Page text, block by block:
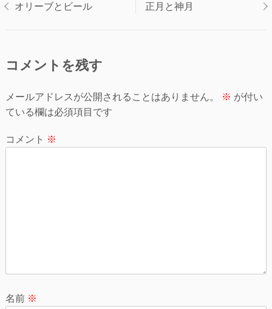
ビ
ゲ
ー
シ
オリーブとビール 正月と神月
コメントを残す
メールアドレスが公開されることはありません。 ※ が付い
ている欄は必須項目です
コメント ※
名前 ※